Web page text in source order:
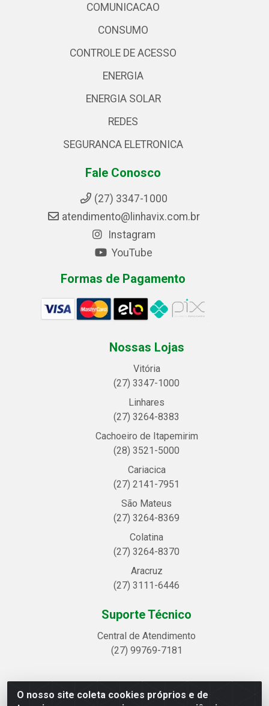
O nosso site coleta cookies próprios e de
COMUNICACAO
CONSUMO
CONTROLE DE ACESSO
ENERGIA
ENERGIA SOLAR
REDES
SEGURANCA ELETRONICA
Fale Conosco
(27) 3347-1000
atendimento@linhavix.com.br
Instagram
YouTube
Formas de Pagamento
Nossas Lojas
Vitória
(27) 3347-1000
Linhares
(27) 3264-8383
Cachoeiro de Itapemirim
(28) 3521-5000
Cariacica
(27) 2141-7951
São Mateus
(27) 3264-8369
Colatina
(27) 3264-8370
Aracruz
(27) 3111-6446
Suporte Técnico
Central de Atendimento
(27) 99769-7181
Linhavix Distribuidora LTDA - Avenida Alegre, 2521 -